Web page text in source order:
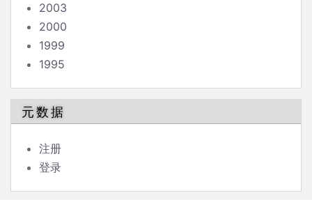
2003
2000
1999
1995
元数据
注册
登录